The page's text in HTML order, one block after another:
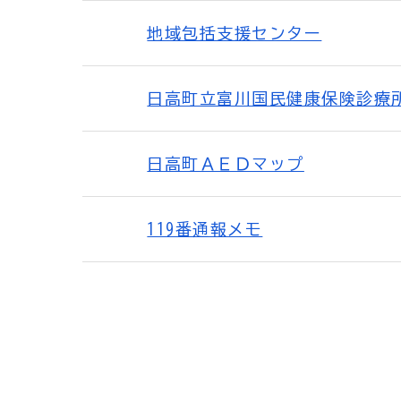
地域包括支援センター
日高町立富川国民健康保険診療
日高町ＡＥＤマップ
119番通報メモ